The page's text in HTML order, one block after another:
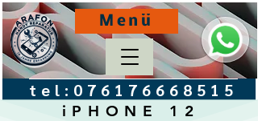
tel: 076176668515
Menü
iPHONE 12